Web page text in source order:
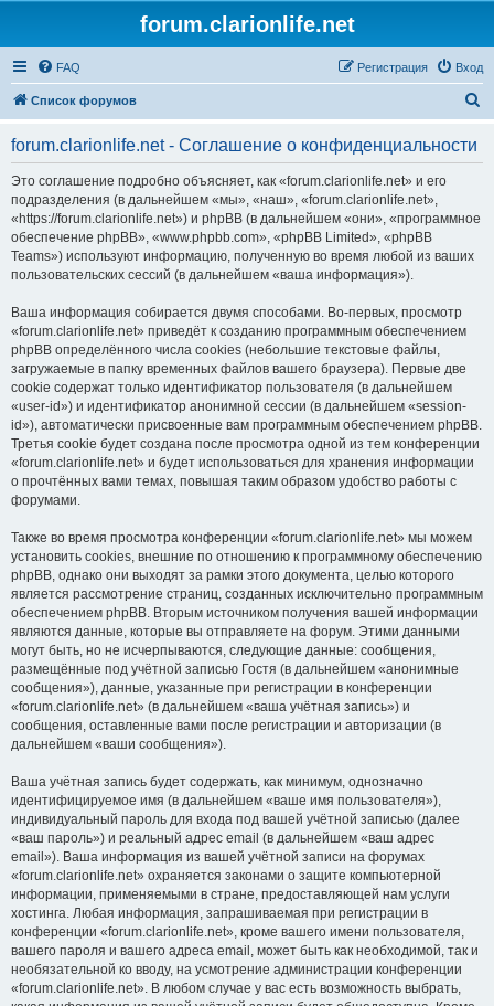
forum.clarionlife.net
FAQ Вход
Регистрация
Список форумов
forum.clarionlife.net - Соглашение о конфиденциальности
Это соглашение подробно объясняет, как «forum.clarionlife.net» и его
подразделения (в дальнейшем «мы», «наш», «forum.clarionlife.net»,
«https://forum.clarionlife.net») и phpBB (в дальнейшем «они», «программное
обеспечение phpBB», «www.phpbb.com», «phpBB Limited», «phpBB
Teams») используют информацию, полученную во время любой из ваших
пользовательских сессий (в дальнейшем «ваша информация»).
Ваша информация собирается двумя способами. Во-первых, просмотр
«forum.clarionlife.net» приведёт к созданию программным обеспечением
phpBB определённого числа cookies (небольшие текстовые файлы,
загружаемые в папку временных файлов вашего браузера). Первые две
cookie содержат только идентификатор пользователя (в дальнейшем
«user-id») и идентификатор анонимной сессии (в дальнейшем «session-
id»), автоматически присвоенные вам программным обеспечением phpBB.
Третья cookie будет создана после просмотра одной из тем конференции
«forum.clarionlife.net» и будет использоваться для хранения информации
о прочтённых вами темах, повышая таким образом удобство работы с
форумами.
Также во время просмотра конференции «forum.clarionlife.net» мы можем
установить cookies, внешние по отношению к программному обеспечению
phpBB, однако они выходят за рамки этого документа, целью которого
является рассмотрение страниц, созданных исключительно программным
обеспечением phpBB. Вторым источником получения вашей информации
являются данные, которые вы отправляете на форум. Этими данными
могут быть, но не исчерпываются, следующие данные: сообщения,
размещённые под учётной записью Гостя (в дальнейшем «анонимные
сообщения»), данные, указанные при регистрации в конференции
«forum.clarionlife.net» (в дальнейшем «ваша учётная запись») и
сообщения, оставленные вами после регистрации и авторизации (в
дальнейшем «ваши сообщения»).
Ваша учётная запись будет содержать, как минимум, однозначно
идентифицируемое имя (в дальнейшем «ваше имя пользователя»),
индивидуальный пароль для входа под вашей учётной записью (далее
«ваш пароль») и реальный адрес email (в дальнейшем «ваш адрес
email»). Ваша информация из вашей учётной записи на форумах
«forum.clarionlife.net» охраняется законами о защите компьютерной
информации, применяемыми в стране, предоставляющей нам услуги
хостинга. Любая информация, запрашиваемая при регистрации в
конференции «forum.clarionlife.net», кроме вашего имени пользователя,
вашего пароля и вашего адреса email, может быть как необходимой, так и
необязательной ко вводу, на усмотрение администрации конференции
«forum.clarionlife.net». В любом случае у вас есть возможность выбрать,